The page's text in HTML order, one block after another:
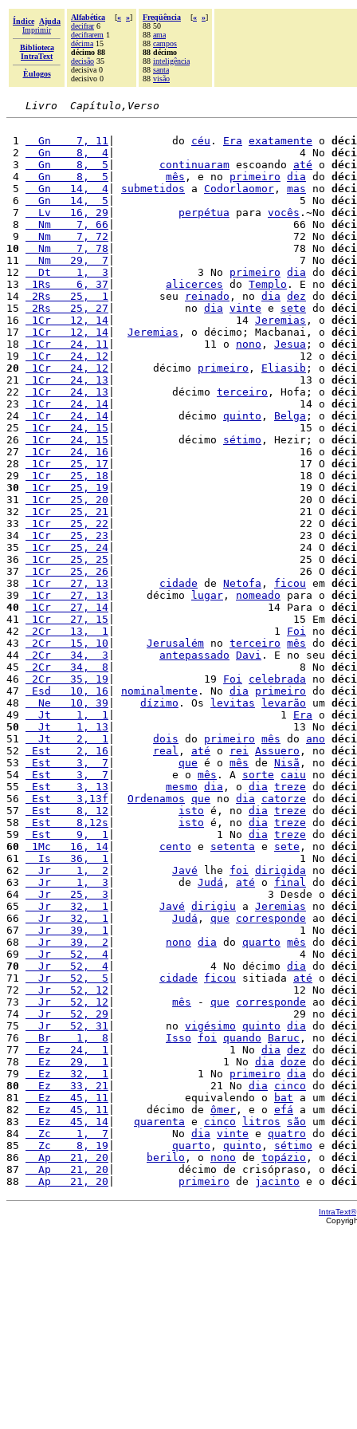
Índice
Ajuda
Imprimir
Biblioteca
IntraText
Èulogos
Alfabética [« »]
decifrar6
decifrarem 1
décima 15
décimo 88
decisão 35
decisiva 0
decisivo 0
Freqüência [« »]
88 50
88 ama
88 campos
88 décimo
88 inteligência
88 santa
88 visão
Livro  Capítulo,Verso
1
  Gn    7, 11
|         do céu . Era exatamente o
2
  Gn    8,  4
|                             4 No
3
  Gn    8,  5
continuaram escoando até o
4
  Gn    8,  5
mês , e no primeiro dia do
5
  Gn   14,  4
submetidos a Codorlaomor , mas no
6
  Gn   14,  5
|                             5 No
7
  Lv   16, 29
perpétua para vocês .~No
8
  Nm    7, 66
|                            66 No
9
  Nm    7, 72
|                            72 No
10
  Nm    7, 78
|                            78 No
11
  Nm   29,  7
|                             7 No
12
  Dt    1,  3
|             3 No primeiro dia do
13
1Rs    6, 37 alicerces do Templo . E no
14
2Rs   25,  1 |       seu reinado , no dia dez do
15
2Rs   25, 27 |           no dia vinte e sete do
16
1Cr   12, 14 |                   14 Jeremias , o
17
1Cr   12, 14 Jeremias , o décimo; Macbanai, o
18
1Cr   24, 11 |              11 o nono , Jesua ; o
19
1Cr   24, 12 |                             12 o
20
1Cr   24, 12 |      décimo primeiro , Eliasib ; o
21
1Cr   24, 13 |                             13 o
22
1Cr   24, 13 |         décimo terceiro , Hofa; o
23
1Cr   24, 14 |                             14 o
24
1Cr   24, 14 |          décimo quinto , Belga ; o
25
1Cr   24, 15 |                             15 o
26
1Cr   24, 15 |          décimo sétimo , Hezir; o
27
1Cr   24, 16 |                             16 o
28
1Cr   25, 17 |                             17 O
29
1Cr   25, 18 |                             18 O
30
1Cr   25, 19 |                             19 O
31
1Cr   25, 20 |                             20 O
32
1Cr   25, 21 |                             21 O
33
1Cr   25, 22 |                             22 O
34
1Cr   25, 23 |                             23 O
35
1Cr   25, 24 |                             24 O
36
1Cr   25, 25 |                             25 O
37
1Cr   25, 26 |                             26 O
38
1Cr   27, 13 cidade de Netofa , ficou em
39
1Cr   27, 13 |     décimo lugar , nomeado para o
40
1Cr   27, 14 |                        14 Para o
41
1Cr   27, 15 |                            15 Em
42
2Cr   13,  1 |                         1 Foi no
43
2Cr   15, 10 Jerusalém no terceiro mês do
44
2Cr   34,  3 antepassado Davi . E no seu
45
2Cr   34,  8 |                             8 No
46
2Cr   35, 19 |              19 Foi celebrada no
47
Esd   10, 16 nominalmente . No dia primeiro do
48
  Ne   10, 39
dízimo . Os levitas levarão um
49
  Jt    1,  1
|                          1 Era o
50
  Jt    1, 13
|                            13 No
51
  Jt    2,  1
dois do primeiro mês do ano
52
Est    2, 16 real , até o rei Assuero , no
53
Est    3,  7 que é o mês de Nisã , no
54
Est    3,  7 |         e o mês . A sorte caiu no
55
Est    3, 13 mesmo dia , o dia treze do
56
Est    3,13f Ordenamos que no dia catorze do
57
Est    8, 12 isto é, no dia treze do
58
Est    8,12s isto é, no dia treze do
59
Est    9,  1 |                1 No dia treze do
60
1Mc   16, 14 cento e setenta e sete , no
61
  Is   36,  1
|                             1 No
62
  Jr    1,  2
Javé lhe foi dirigida no
63
  Jr    1,  3
|          de Judá , até o final do
64
  Jr   25,  3
|                        3 Desde o
65
  Jr   32,  1
Javé dirigiu a Jeremias no
66
  Jr   32,  1
Judá , que corresponde ao
67
  Jr   39,  1
|                             1 No
68
  Jr   39,  2
nono dia do quarto mês do
69
  Jr   52,  4
|                             4 No
70
  Jr   52,  4
|               4 No décimo dia do
71
  Jr   52,  5
cidade ficou sitiada até o
72
  Jr   52, 12
|                            12 No
73
  Jr   52, 12
mês - que corresponde ao
74
  Jr   52, 29
|                            29 no
75
  Jr   52, 31
|        no vigésimo quinto dia do
76
  Br    1,  8
Isso foi quando Baruc , no
77
  Ez   24,  1
|                  1 No dia dez do
78
  Ez   29,  1
|                 1 No dia doze do
79
  Ez   32,  1
|             1 No primeiro dia do
80
  Ez   33, 21
|               21 No dia cinco do
81
  Ez   45, 11
|           equivalendo o bat a um
82
  Ez   45, 11
|     décimo de ômer , e o efá a um
83
  Ez   45, 14
quarenta e cinco litros são um
84
  Zc    1,  7
|         No dia vinte e quatro do
85
  Zc    8, 19
quarto , quinto , sétimo e
86
  Ap   21, 20
berilo , o nono de topázio , o
87
  Ap   21, 20
|          décimo de crisópraso, o
88
  Ap   21, 20
primeiro de jacinto e o
IntraText®